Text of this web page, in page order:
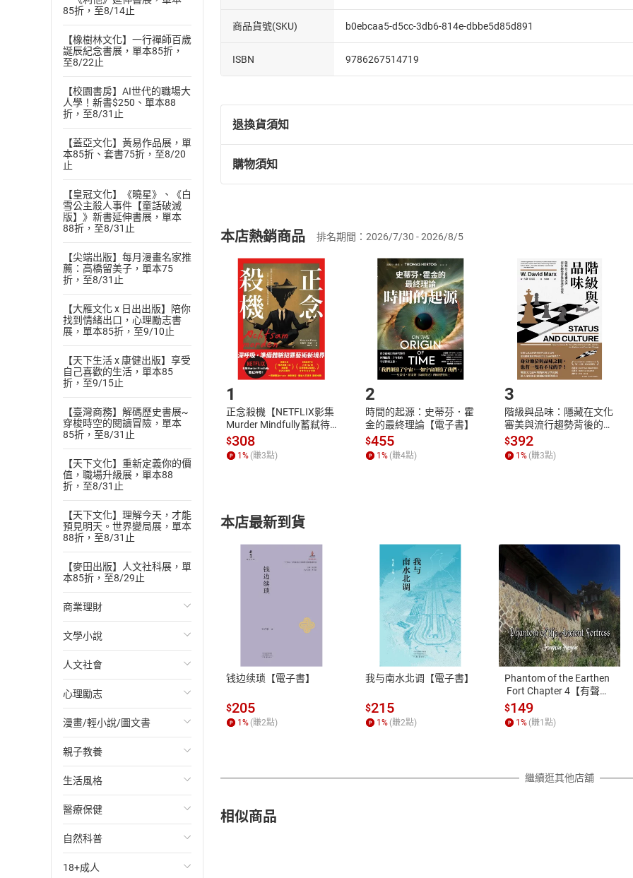
85折，至8/14止
【橡樹林文化】一行禪師百歲
誕辰紀念書展，單本85折，
至8/22止
【校園書房】AI世代的職場大
人學！新書$250、單本88
折，至8/31止
【蓋亞文化】黃易作品展，單
本85折、套書75折，至8/20
止
【皇冠文化】《曉星》、《白
雪公主殺人事件【童話破滅
版】》新書延伸書展，單本
88折，至8/31止
【尖端出版】每月漫畫名家推
薦：高橋留美子，單本75
折，至8/31止
【大雁文化 x 日出出版】陪你
找到情緒出口，心理勵志書
展，單本85折，至9/10止
【天下生活 x 康健出版】享受
自己喜歡的生活，單本85
折，至9/15止
【臺灣商務】解碼歷史書展~
穿梭時空的閱讀冒險，單本
85折，至8/31止
【天下文化】重新定義你的價
值，職場升級展，單本88
折，至8/31止
【天下文化】理解今天，才能
預見明天。世界變局展，單本
88折，至8/31止
【麥田出版】人文社科展，單
本85折，至8/29止
商業理財
投資理財
經濟/趨勢
財務/金融
管理/領導
職場工作術
成功法
行銷/廣告
傳記
商務/商學
文學小說
歐美文學
日本文學
韓國文學
華文文學
經典文學
成長/家庭生活小說
懸疑/推理小說
科幻/奇幻小說
人文社會
國際關係
政治
社會科學
台灣/中國歷史
日/韓歷史
其他歷史/史學
法律
心理勵志
心靈成長/情緒
人際關係
兩性關係
心理學
漫畫/輕小說/圖文書
輕小說
奇幻/科幻
愛情故事
職場/社會寫實
懸疑/推理
親子教養
教育現場
兒童文學/故事
兒童科普/學習
育兒百科
生活風格
飲食/食譜
健身/美顏
運動/遊戲
醫療保健
健康/養生
常見疾病
自然科普
生物科學
18+成人
商品貨號(SKU) b0ebcaa5-d5cc-3db6-814e-dbbe5d85d891
ISBN 9786267514719
退換貨須知
退換貨規定：
(一)依消費者保護法第19條第1項後段暨通訊交易解除權合理例外情事適用
(二)消費者訂購本店鋪之商品即代表知悉本店鋪所銷售之商品為電子書，屬
且已下載/存取電子書，不得請求退貨退款。
退貨方式：您欲取消訂單或辦理退貨時，請登入樂天市場，並於「我的訂單」
貨」，本店鋪將依您的申請進行審核，待審核通過後將為您辦理退款事宜。
請注意，樂天市場須以整筆訂單為單位進行取消/退貨，恕無法以單支商品取消
購物須知
挑選商品
Choose
放入購物車
Shopping cart
登入帳號
Login
購書後，如何開始使用？
Step1.選擇閱讀載具 Step2.登入
付款方式
ATM轉帳、信用卡、LINE PAY、AFTEE
退換貨規範
本店是否提供消費者保護法七日猶
之權利，遽消費者保護法及通訊交
除權合理例外情事適用準則，依商
質各有不同規定。詳細退換貨說明
照各商品說明。
本店熱銷商品 排名期間：2026/7/30 - 2026/8/5
1
正念殺機【NETFLIX影集
Murder Mindfully蓄弒待
發】【電子書】
$308
1 % (賺3點)
2
時間的起源：史蒂芬．霍
金的最終理論【電子書】
$455
1 % (賺4點)
3
階級與品味：隱藏在文化
審美與流行趨勢背後的地
位渴望【電子書】
$392
1 % (賺3點)
本店最新到貨
钱边续琐【電子書】
$205
1% (賺2點)
我与南水北调【電子書】
$215
1% (賺2點)
Phantom of the Earthen
Fort Chapter 4【有聲
書】
$149
1% (賺1點)
繼續逛其他店舖
相似商品